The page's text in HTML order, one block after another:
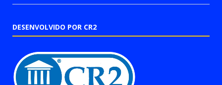
DESENVOLVIDO POR CR2